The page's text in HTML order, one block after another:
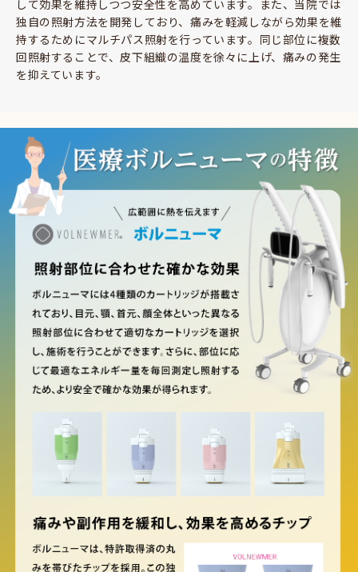
して効果を維持しつつ安全性を高めています。また、当院では
独自の照射方法を開発しており、痛みを軽減しながら効果を維
持するためにマルチパス照射を行っています。同じ部位に複数
回照射することで、皮下組織の温度を徐々に上げ、痛みの発生
を抑えています。